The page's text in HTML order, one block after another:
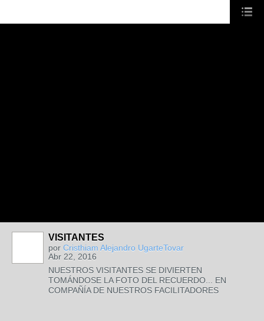
VISITANTES
por Cristhiam Alejandro UgarteTovar
Abr 22, 2016
NUESTROS VISITANTES SE DIVIERTEN
TOMÁNDOSE LA FOTO DEL RECUERDO... EN
COMPAÑÍA DE NUESTROS FACILITADORES